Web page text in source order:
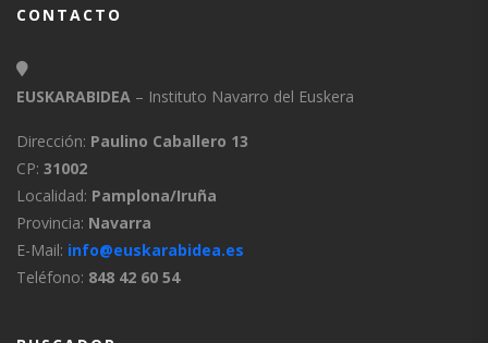
CONTACTO
EUSKARABIDEA – Instituto Navarro del Euskera
Dirección: Paulino Caballero 13
CP: 31002
Localidad: Pamplona/Iruña
Provincia: Navarra
E-Mail: info@euskarabidea.es
Teléfono: 848 42 60 54